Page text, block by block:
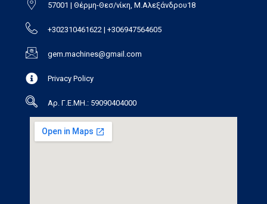
57001 | Θέρμη-Θεσ/νίκη, Μ.Αλεξάνδρου18
+302310461622 | +306947564605
gem.machines@gmail.com
Privacy Policy
Αρ. Γ.Ε.ΜΗ.: 59090404000